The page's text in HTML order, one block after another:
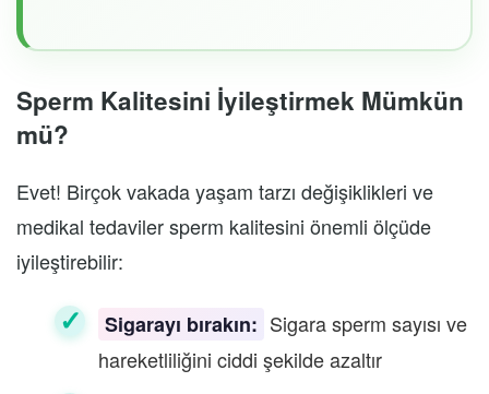
Sperm Kalitesini İyileştirmek Mümkün
mü?
Evet! Birçok vakada yaşam tarzı değişiklikleri ve
medikal tedaviler sperm kalitesini önemli ölçüde
iyileştirebilir:
Sigarayı bırakın: Sigara sperm sayısı ve
hareketliliğini ciddi şekilde azaltır